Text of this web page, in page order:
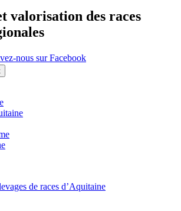
valorisation des races
nous sur Facebook
de races d’Aquitaine